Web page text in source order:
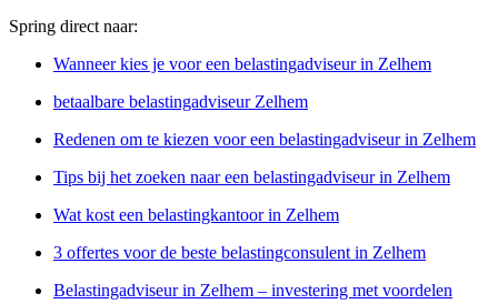
Spring direct naar:
Wanneer kies je voor een belastingadviseur in Zelhem
betaalbare belastingadviseur Zelhem
Redenen om te kiezen voor een belastingadviseur in Zelhem
Tips bij het zoeken naar een belastingadviseur in Zelhem
Wat kost een belastingkantoor in Zelhem
3 offertes voor de beste belastingconsulent in Zelhem
Belastingadviseur in Zelhem – investering met voordelen